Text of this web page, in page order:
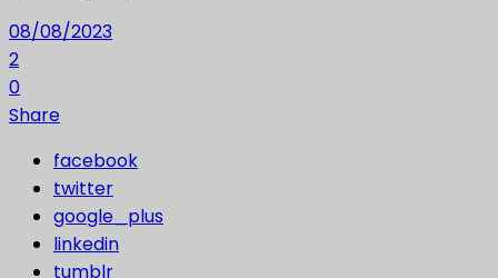
08/08/2023
2
0
Share
facebook
twitter
google_plus
linkedin
tumblr